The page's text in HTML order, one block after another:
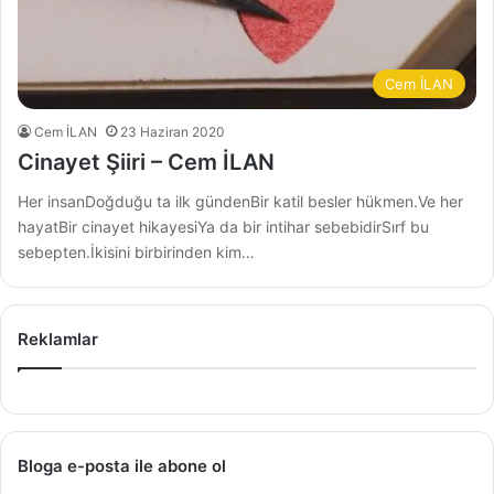
Cem İLAN
Cem İLAN 23 Haziran 2020
Cinayet Şiiri – Cem İLAN
Her insanDoğduğu ta ilk gündenBir katil besler hükmen.Ve her
hayatBir cinayet hikayesiYa da bir intihar sebebidirSırf bu
sebepten.İkisini birbirinden kim…
Reklamlar
Bloga e-posta ile abone ol